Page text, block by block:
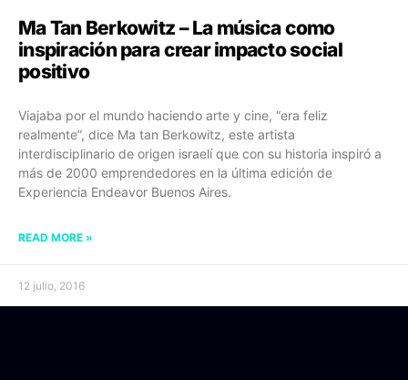
Ma Tan Berkowitz – La música como
inspiración para crear impacto social
positivo
Viajaba por el mundo haciendo arte y cine, “era feliz
realmente”, dice Ma tan Berkowitz, este artista
interdisciplinario de origen israelí que con su historia inspiró a
más de 2000 emprendedores en la última edición de
Experiencia Endeavor Buenos Aires.
READ MORE »
12 julio, 2016